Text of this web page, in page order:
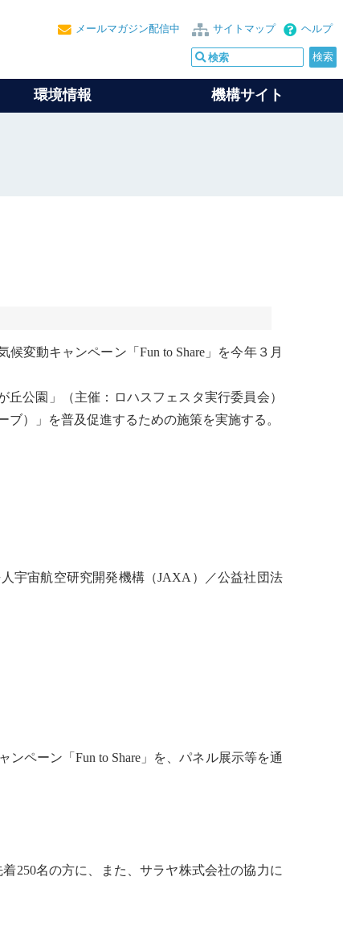
ヘルプ
サイトマップ
メールマガジン配信中
環境情報 機構サイト
候変動キャンペーン「Fun to Share」を今年３月
公園」（主催：ロハスフェスタ実行委員会）
）」を普及促進するための施策を実施する。
宇宙航空研究開発機構（JAXA）／公益社団法
ンペーン「Fun to Share」を、パネル展示等を通
250名の方に、また、サラヤ株式会社の協力に